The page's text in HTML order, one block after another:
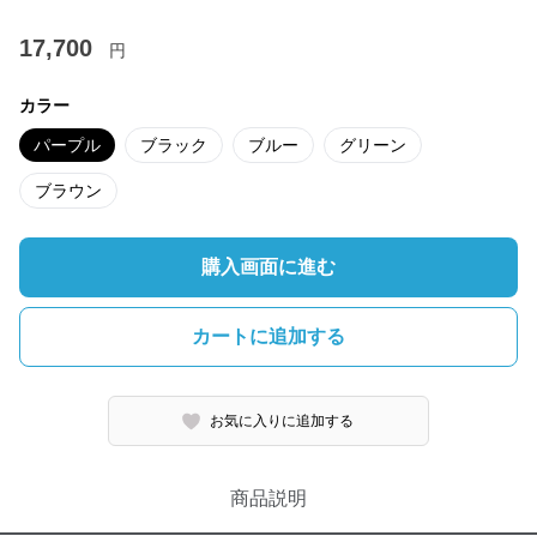
17,700 円
カラー
パープル ブラック ブルー グリーン
ブラウン
購入画面に進む
カートに追加する
お気に入りに追加する
商品説明